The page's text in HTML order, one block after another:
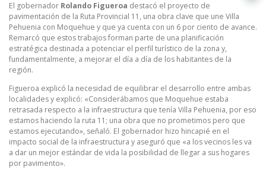
El gobernador Rolando Figueroa destacó el proyecto de
pavimentación de la Ruta Provincial 11, una obra clave que une Villa
Pehuenia con Moquehue y que ya cuenta con un 6 por ciento de avance.
Remarcó que estos trabajos forman parte de una planificación
estratégica destinada a potenciar el perfil turístico de la zona y,
fundamentalmente, a mejorar el día a día de los habitantes de la
región.
Figueroa explicó la necesidad de equilibrar el desarrollo entre ambas
localidades y explicó: «Considerábamos que Moquehue estaba
retrasada respecto a la infraestructura que tenía Villa Pehuenia, por eso
estamos haciendo la ruta 11; una obra que no prometimos pero que
estamos ejecutando», señaló. El gobernador hizo hincapié en el
impacto social de la infraestructura y aseguró que «a los vecinos les va
a dar un mejor estándar de vida la posibilidad de llegar a sus hogares
por pavimento».